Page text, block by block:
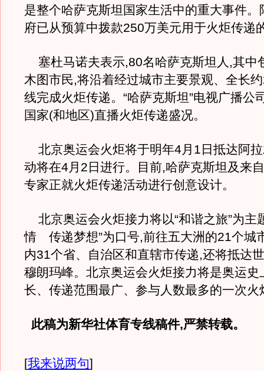
是整个哈萨克斯坦国家生活中的重大事件。
府已从预算中拨款250万美元用于火炬传递
塞杜马诺夫表示,80名哈萨克斯坦人,其中
木图市民,将沿着经过城市主要景观、全长
线完成火炬传递。“哈萨克斯坦”电视广播公
国家(和地区)直播火炬传递盛况。
北京奥运会火炬将于明年4月1日抵达阿
动将在4月2日进行。目前,哈萨克斯坦及来
专家正就火炬传递活动进行创意设计。
北京奥运会火炬接力将以“和谐之旅”为主
情 传递梦想”为口号,前往五大洲的21个城
内31个省、自治区和直辖市传递,还将抵达
穆朗玛峰。北京奥运会火炬接力将是奥运史
长、传递范围最广、参与人数最多的一次火
此稿为新华社体育专线稿件,严禁转载。
[我来说两句]